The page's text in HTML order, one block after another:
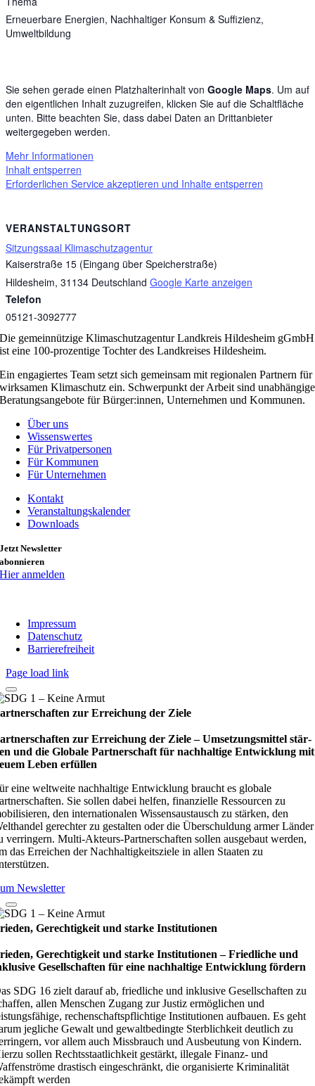
Erneuerbare Energien, Nachhaltiger Konsum & Suffizienz,
Umweltbildung
VERANSTALTUNGSORT
Sitzungssaal Klimaschutzagentur
Kaiserstraße 15 (Eingang über Speicherstraße)
Hildesheim, 31134 Deutschland Google Karte anzeigen
Telefon
05121-3092777
Sie sehen gerade einen Platzhalterinhalt von Google Maps. Um auf
den eigentlichen Inhalt zuzugreifen, klicken Sie auf die Schaltfläche
unten. Bitte beachten Sie, dass dabei Daten an Drittanbieter
weitergegeben werden.
Mehr Informationen
Inhalt entsperren
Erforderlichen Service akzeptieren und Inhalte entsperren
Die gemeinnützige Klimaschutzagentur Landkreis Hildesheim gGmbH
ist eine 100-prozentige Tochter des Landkreises Hildesheim.
Ein engagiertes Team setzt sich gemeinsam mit regionalen Partnern für
wirksamen Klimaschutz ein. Schwerpunkt der Arbeit sind unabhängige
Beratungsangebote für Bürger:innen, Unternehmen und Kommunen.
Über uns
Wissenswertes
Für Privatpersonen
Für Kommunen
Für Unternehmen
Kontakt
Veranstaltungskalender
Downloads
Jetzt Newsletter
abonnieren
Hier anmelden
Impressum
Datenschutz
Barrierefreiheit
Page load link
zur Erreichung der Ziele
zur Erreichung der Ziele – Umset­zungs­mit­tel stär­
und die Glo­bale Part­ner­schaft für nach­hal­tige Ent­wick­lung mit
Leben erfül­len
eine weltweite nachhaltige Entwicklung braucht es globale
Sie sollen dabei helfen, finanzielle Ressourcen zu
den internationalen Wissensaustausch zu stärken, den
gerechter zu gestalten oder die Überschuldung armer Länder
verringern. Multi-Akteurs-Partnerschaften sollen ausgebaut werden,
das Erreichen der Nachhaltigkeitsziele in allen Staaten zu
Newsletter
Gerechtigkeit und starke Institutionen
Gerechtigkeit und starke Institutionen – Fried­li­che und
Gesell­schaf­ten für eine nach­hal­tige Ent­wick­lung för­dern
SDG 16 zielt darauf ab, friedliche und inklusive Gesellschaften zu
allen Menschen Zugang zur Justiz ermöglichen und
rechenschaftspflichtige Institutionen aufbauen. Es geht
jegliche Gewalt und gewaltbedingte Sterblichkeit deutlich zu
vor allem auch Missbrauch und Ausbeutung von Kindern.
sollen Rechtsstaatlichkeit gestärkt, illegale Finanz- und
drastisch eingeschränkt, die organisierte Kriminalität
werden